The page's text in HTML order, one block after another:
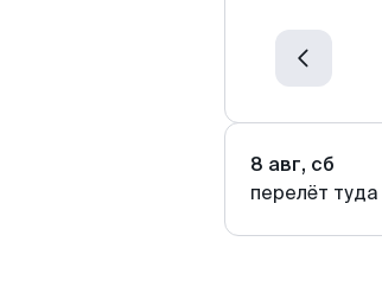
8 авг, сб
перелёт туда